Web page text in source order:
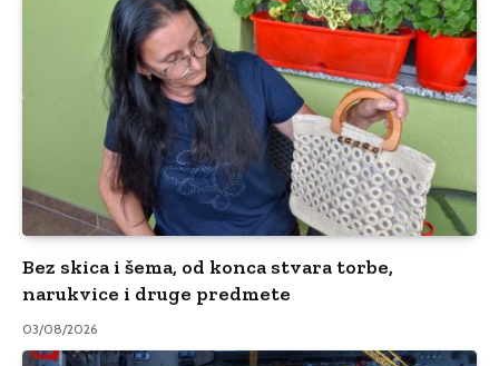
Bez skica i šema, od konca stvara torbe,
narukvice i druge predmete
03/08/2026